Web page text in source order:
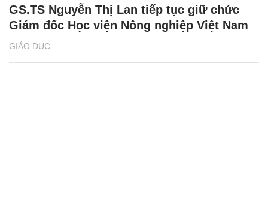
GIÁO DỤC
GS.TS Nguyễn Thị Lan tiếp tục giữ chức
Giám đốc Học viện Nông nghiệp Việt Nam